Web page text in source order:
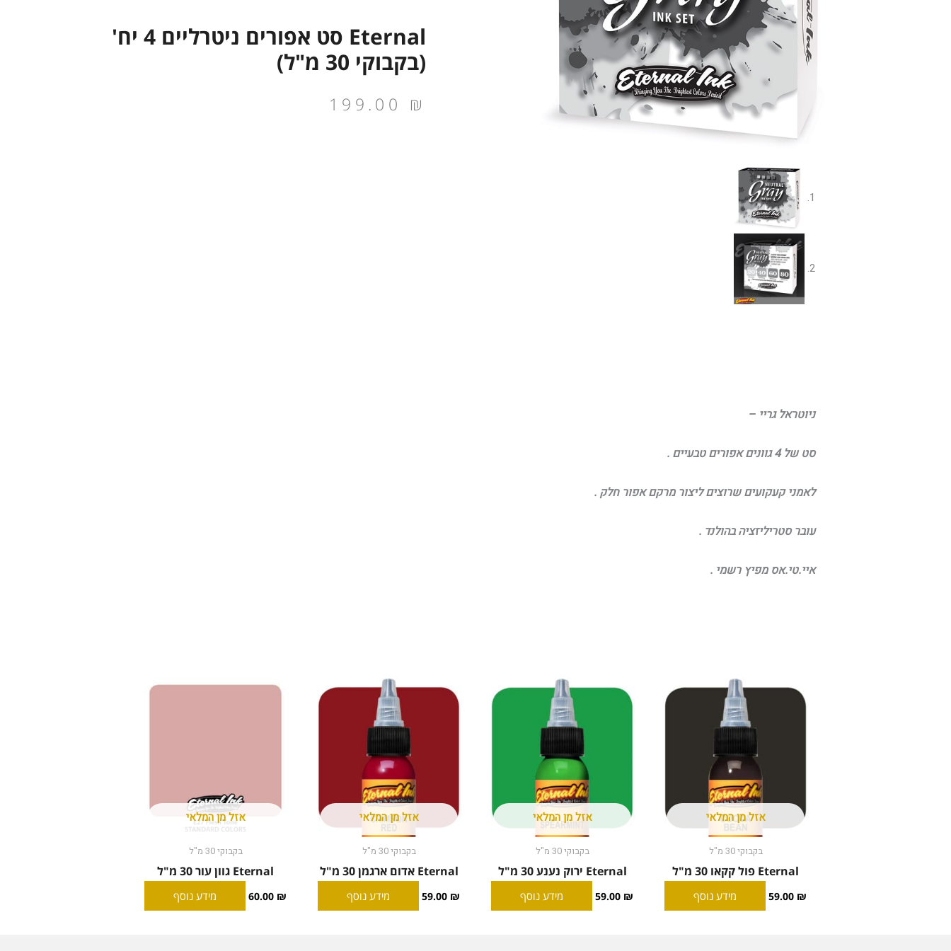
Eternal סט אפורים ניטרליים 4 יח'
(בקבוקי 30 מ"ל)
199.00 ₪
ניוטראל גריי –
סט של 4 גוונים אפורים טבעיים .
לאמני קעקועים שרוצים ליצור מרקם אפור חלק .
עובר סטריליזציה בהולנד .
איי.טי.אס מפיץ רשמי .
אזל מן המלאי
בקבוקי 30 מ"ל
Eternal פול קקאו 30 מ"ל
59.00 ₪ מידע נוסף
אזל מן המלאי
בקבוקי 30 מ"ל
Eternal ירוק נענע 30 מ"ל
59.00 ₪ מידע נוסף
אזל מן המלאי
בקבוקי 30 מ"ל
Eternal אדום ארגמן 30 מ"ל
59.00 ₪ מידע נוסף
אזל מן המלאי
בקבוקי 30 מ"ל
Eternal גוון עור 30 מ"ל
60.00 ₪ מידע נוסף